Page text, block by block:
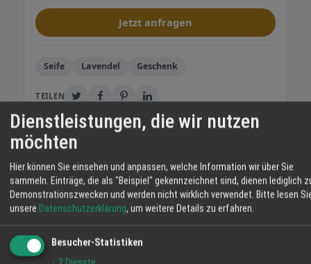
Jetzt anfragen
Seife Lavendel Geschenk
TEILEN
Finde deine Lieblingsseife und teste dich
durch! Unsere Naturseifen sind Alltagshelden,
denn sie ersetzen Duschgel, Lotion,
sämtliche Cremes. Der natürliche Duft lässt
Dienstleistungen, die wir nutzen
möchten
Hier können Sie einsehen und anpassen, welche Information wir über Sie
sammeln. Einträge, die als "Beispiel" gekennzeichnet sind, dienen lediglich
Demonstrationszwecken und werden nicht wirklich verwendet. Bitte lesen
unsere Datenschutzerklärung, um weitere Details zu erfahren.
Besucher-Statistiken